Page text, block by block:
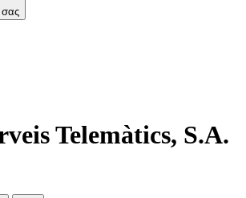
σας
Telemàtics, S.A.